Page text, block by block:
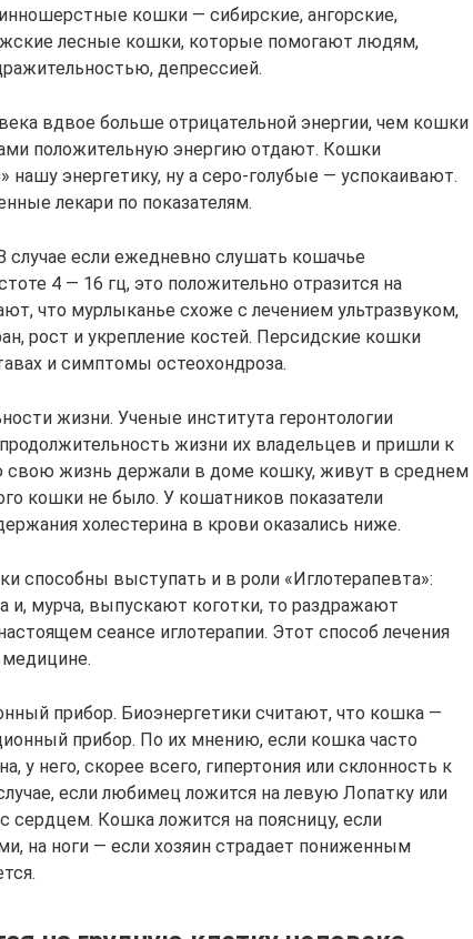
кошки — cибирские, ангорские,
лесные кошки, которые помогают людям,
депрессией.
вдвое больше отрицательной энергии, чем кошки
положительную энергию отдают. Кошки
нашу энергетику, ну а серо-голубые — успокаивают.
лекари по показателям.
если ежедневно слушать кошачье
4 — 16 гц, это положительно отразится на
что мурлыканье схоже с лечением ультразвуком,
рост и укрепление костей. Персидские кошки
и симптомы остеохондроза.
жизни. Ученые института геронтологии
жизни их владельцев и пришли к
жизнь держали в доме кошку, живут в среднем
кошки не было. У кошатников показатели
холестерина в крови оказались ниже.
способны выступать и в роли «Иглотерапевта»:
и, мурча, выпускают коготки, то раздражают
сеансе иглотерапии. Этот способ лечения
медицине.
прибор. Биоэнергетики считают, что кошка —
прибор. По их мнению, если кошка часто
у него, скорее всего, гипертония или склонность к
если любимец ложится на левую Лопатку или
сердцем. Кошка ложится на поясницу, если
на ноги — если хозяин страдает пониженным